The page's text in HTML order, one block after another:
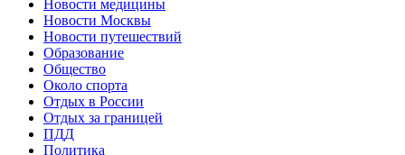
Новости медицины
Новости Москвы
Новости путешествий
Образование
Общество
Около спорта
Отдых в России
Отдых за границей
ПДД
Политика